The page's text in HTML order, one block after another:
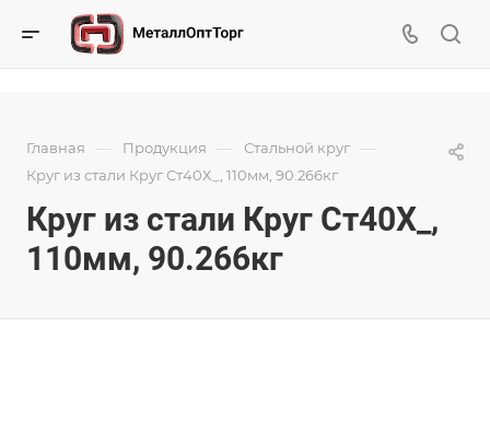
Главная — Продукция — Стальной круг —
Круг из стали Круг Ст40Х_, 110мм, 90.266кг
Круг из стали Круг Ст40Х_,
110мм, 90.266кг